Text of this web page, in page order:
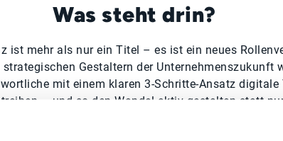
Was steht drin?
ist mehr als nur ein Titel – es ist ein neues
Gestaltern der Unternehmenszukunft
mit einem klaren 3-Schritte-Ansatz
– und so den Wandel aktiv gestalten statt